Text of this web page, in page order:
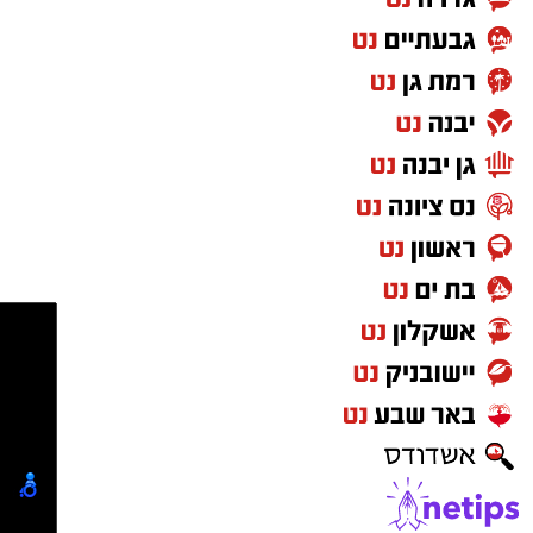
במהלך האירועים פונו שבעה דיירים במצב קל לבית
החולים, לאחר שנפגעו משאיפת עשן.
חוקר דליקות של כבאות והצלה שהגיע לזירות קבע
בתום בדיקה ראשונית כי קיים חשד ממשי להצתה
מכוונת. בנוסף, מהבדיקה הראשונית עולה כי ייתכן
קשר בין שלושת מוקדי השריפה. ממצאי החקירה
הועברו להמשך טיפול של משטרת ישראל, שפתחה
בחקירת נסיבות האירוע.
הצטרפו לקבוצת החדשות השקטה של רמת גן נט ב-
WhatsApp כל החדשות לחצו כאן